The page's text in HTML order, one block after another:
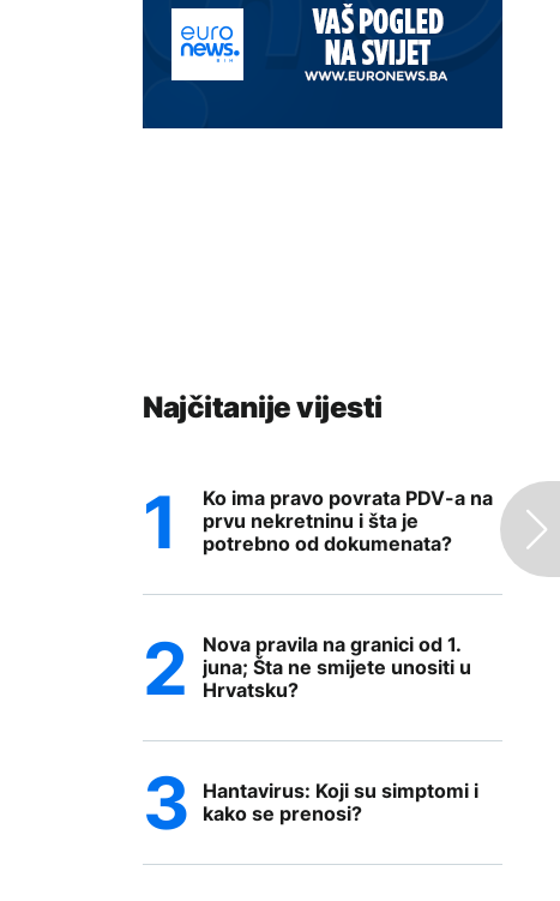
Najčitanije vijesti
Ko ima pravo povrata PDV-a na
prvu nekretninu i šta je
potrebno od dokumenata?
Nova pravila na granici od 1.
juna; Šta ne smijete unositi u
Hrvatsku?
Hantavirus: Koji su simptomi i
kako se prenosi?